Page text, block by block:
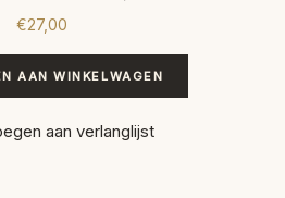
€27,00
AAN WINKELWAGEN
aan verlanglijst